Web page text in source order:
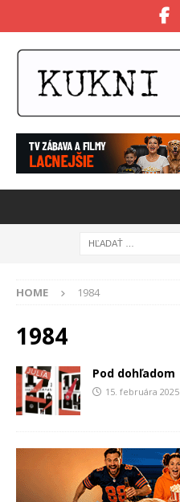
HOME 1984
1984
Pod dohľadom
15. februára 2025